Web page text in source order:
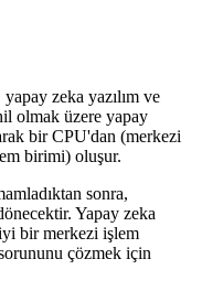
zeka yazılım ve
olmak üzere yapay
bir CPU'dan (merkezi
birimi) oluşur.
sonra,
Yapay zeka
bir merkezi işlem
çözmek için